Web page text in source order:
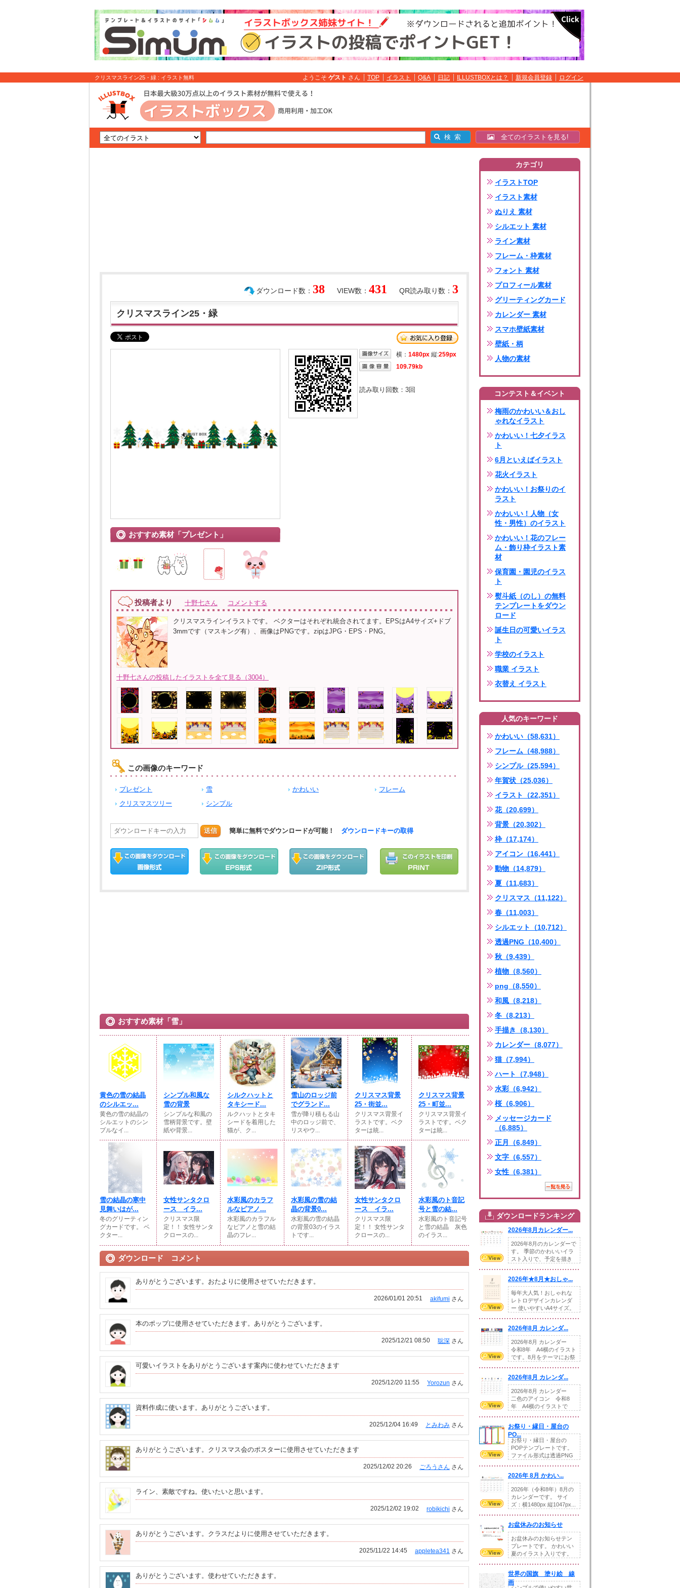
クリスマスライン25・緑 : イラスト無料 ようこそ ゲスト さん TOP イラスト Q&A 日記 ILLUSTBOXとは？ 新規会員登録 ログイン
全てのイラストを見る!
QR読み取り数： 3
VIEW数： 431
ダウンロード数： 38
クリスマスライン25・緑
おすすめ素材「プレゼント」
横： 1480px 縦:259px
109.79kb
読み取り回数： 3回
投稿者より 十野七さん コメントする
クリスマスラインイラストです。 ベクターはそれぞれ統合されてます。EPSはA4サイズ+ドブ
3mmです（マスキング有）、画像はPNGです。zipはJPG・EPS・PNG。
十野七さんの投稿したイラストを全て見る（3004）
この画像のキーワード
プレゼント 雪 かわいい
フレーム
クリスマスツリー
シンプル
送信 簡単に無料でダウンロードが可能！ ダウンロードキーの取得
おすすめ素材「雪」
黄色の雪の結晶
のシルエッ...
黄色の雪の結晶の
シルエットのシン
プルなイ...
シンプル和風な
雪の背景
シンプルな和風の
雪柄背景です。壁
紙や背景...
シルクハットと
タキシード...
ルクハットとタキ
シードを着用した
猫が、ク...
雪山のロッジ前
でグランド...
雪が降り積もる山
中のロッジ前で、
リスやウ...
クリスマス背景
25・街並...
クリスマス背景イ
ラストです。ベク
ターは統...
クリスマス背景
25・町並...
クリスマス背景イ
ラストです。ベク
ターは統...
雪の結晶の寒中
見舞いはが...
冬のグリーティン
グカードです。 ベ
クター...
女性サンタクロ
ース イラ...
クリスマス限
定！！ 女性サンタ
クロースの...
水彩風のカラフ
ルなピアノ...
水彩風のカラフル
なピアノと雪の結
晶のフレ...
水彩風の雪の結
晶の背景0...
水彩風の雪の結晶
の背景03のイラス
トです...
女性サンタクロ
ース イラ...
クリスマス限
定！！ 女性サンタ
クロースの...
水彩風のト音記
号と雪の結...
水彩風のト音記号
と雪の結晶 灰色
のイラス...
ダウンロード コメント
ありがとうございます。おたよりに使用させていただきます。
akifumi さん
2026/01/01 20:51
本のポップに使用させていただきます。ありがとうございます。
聡深 さん
2025/12/21 08:50
可愛いイラストをありがとうございます案内に使わせていただきます
Yorozun さん
2025/12/20 11:55
資料作成に使います。ありがとうございます。
とみわみ さん
2025/12/04 16:49
ありがとうございます。クリスマス会のポスターに使用させていただきます
ごろうさん さん
2025/12/02 20:26
ライン、素敵ですね。使いたいと思います。
robikichi さん
2025/12/02 19:02
ありがとうございます。クラスだよりに使用させていただきます。
appletea341 さん
2025/11/22 14:45
ありがとうございます。使わせていただきます。
カテゴリ
イラストTOP
イラスト素材
ぬりえ 素材
シルエット 素材
ライン素材
フレーム・枠素材
フォント 素材
プロフィール素材
グリーティングカード
カレンダー 素材
スマホ壁紙素材
壁紙・柄
人物の素材
コンテスト＆イベント
梅雨のかわいい＆おし
ゃれなイラスト
かわいい！七夕イラス
ト
6月といえばイラスト
花火イラスト
かわいい！お祭りのイ
ラスト
かわいい！人物（女
性・男性）のイラスト
かわいい！花のフレー
ム・飾り枠イラスト素
材
保育園・園児のイラス
ト
熨斗紙（のし）の無料
テンプレートをダウン
ロード
誕生日の可愛いイラス
ト
学校のイラスト
職業 イラスト
衣替え イラスト
人気のキーワード
かわいい（58,631）
フレーム（48,988）
シンプル（25,594）
年賀状（25,036）
イラスト（22,351）
花（20,699）
背景（20,302）
枠（17,174）
アイコン（16,441）
動物（14,879）
夏（11,683）
クリスマス（11,122）
春（11,003）
シルエット（10,712）
透過PNG（10,400）
秋（9,439）
植物（8,560）
png（8,550）
和風（8,218）
冬（8,213）
手描き（8,130）
カレンダー（8,077）
猫（7,994）
ハート（7,948）
水彩（6,942）
桜（6,906）
メッセージカード
（6,885）
正月（6,849）
文字（6,557）
女性（6,381）
ダウンロードランキング
2026年8月カレンダー...
2026年8月のカレンダーで
す。 季節のかわいいイラ
スト入りで、予定を描き
2026年★8月★おしゃ...
毎年大人気！おしゃれな
レトロデザインカレンダ
ー 使いやすいA4サイズ。
2026年8月 カレンダ...
2026年8月 カレンダー
令和8年 A4横のイラスト
です。8月をテーマにお祭
2026年8月 カレンダ...
2026年8月 カレンダー
二色のアイコン 令和8
年 A4横のイラストで
お祭り・縁日・屋台の
PO...
お祭り・縁日・屋台の
POPテンプレートです。
ファイル形式は透過PNG
2026年 8月 かわい...
2026年（令和8年）8月の
カレンダーです。 サイ
ズ：横1480px 縦1047px...
お盆休みのお知らせ
お盆休みのお知らせテン
プレートです。 かわいい
夏のイラスト入りです。
世界の国旗 塗り絵 線
画